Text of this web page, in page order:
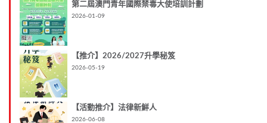
第二屆澳門青年國際禁毒大使培訓計劃
2026-01-09
【推介】2026/2027升學秘笈
2026-05-19
【活動推介】法律新鮮人
2026-06-08